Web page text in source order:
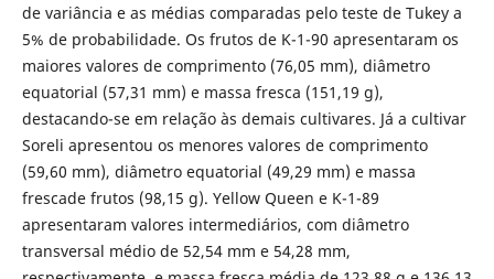
de variância e as médias comparadas pelo teste de Tukey a
5% de probabilidade. Os frutos de K-1-90 apresentaram os
maiores valores de comprimento (76,05 mm), diâmetro
equatorial (57,31 mm) e massa fresca (151,19 g),
destacando-se em relação às demais cultivares. Já a cultivar
Soreli apresentou os menores valores de comprimento
(59,60 mm), diâmetro equatorial (49,29 mm) e massa
frescade frutos (98,15 g). Yellow Queen e K-1-89
apresentaram valores intermediários, com diâmetro
transversal médio de 52,54 mm e 54,28 mm,